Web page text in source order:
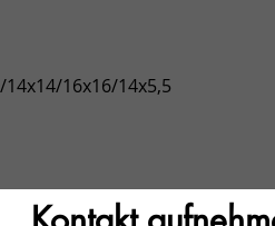
16x16/14x5,5